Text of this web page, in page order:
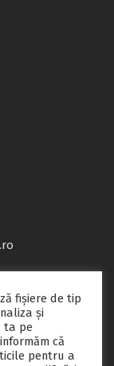
județul
fişiere de tip
și
ta pe
că
pentru a